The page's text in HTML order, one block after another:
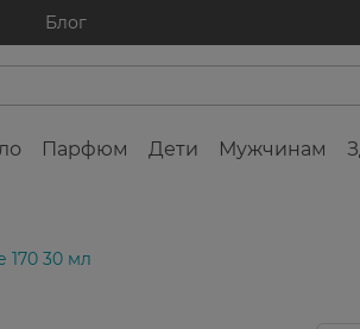
Блог
Парфюм Дети Мужчинам
170 30 мл